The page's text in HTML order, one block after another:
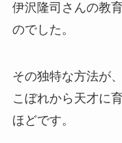
伊沢隆司さんの教
のでした。
その独特な方法が
こぼれから天才に
ほどです。